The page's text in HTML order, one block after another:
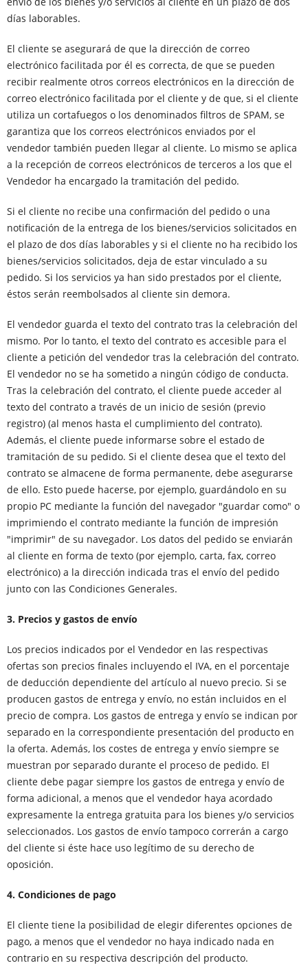
días laborables.
El cliente se asegurará de que la dirección de correo
electrónico facilitada por él es correcta, de que se pueden
recibir realmente otros correos electrónicos en la dirección de
correo electrónico facilitada por el cliente y de que, si el cliente
utiliza un cortafuegos o los denominados filtros de SPAM, se
garantiza que los correos electrónicos enviados por el
vendedor también pueden llegar al cliente. Lo mismo se aplica
a la recepción de correos electrónicos de terceros a los que el
Vendedor ha encargado la tramitación del pedido.
Si el cliente no recibe una confirmación del pedido o una
notificación de la entrega de los bienes/servicios solicitados en
el plazo de dos días laborables y si el cliente no ha recibido los
bienes/servicios solicitados, deja de estar vinculado a su
pedido. Si los servicios ya han sido prestados por el cliente,
éstos serán reembolsados al cliente sin demora.
El vendedor guarda el texto del contrato tras la celebración del
mismo. Por lo tanto, el texto del contrato es accesible para el
cliente a petición del vendedor tras la celebración del contrato.
El vendedor no se ha sometido a ningún código de conducta.
Tras la celebración del contrato, el cliente puede acceder al
texto del contrato a través de un inicio de sesión (previo
registro) (al menos hasta el cumplimiento del contrato).
Además, el cliente puede informarse sobre el estado de
tramitación de su pedido. Si el cliente desea que el texto del
contrato se almacene de forma permanente, debe asegurarse
de ello. Esto puede hacerse, por ejemplo, guardándolo en su
propio PC mediante la función del navegador "guardar como" o
imprimiendo el contrato mediante la función de impresión
"imprimir" de su navegador. Los datos del pedido se enviarán
al cliente en forma de texto (por ejemplo, carta, fax, correo
electrónico) a la dirección indicada tras el envío del pedido
junto con las Condiciones Generales.
3. Precios y gastos de envío
Los precios indicados por el Vendedor en las respectivas
ofertas son precios finales incluyendo el IVA, en el porcentaje
de deducción dependiente del artículo al nuevo precio. Si se
producen gastos de entrega y envío, no están incluidos en el
precio de compra. Los gastos de entrega y envío se indican por
separado en la correspondiente presentación del producto en
la oferta. Además, los costes de entrega y envío siempre se
muestran por separado durante el proceso de pedido. El
cliente debe pagar siempre los gastos de entrega y envío de
forma adicional, a menos que el vendedor haya acordado
expresamente la entrega gratuita para los bienes y/o servicios
seleccionados. Los gastos de envío tampoco correrán a cargo
del cliente si éste hace uso legítimo de su derecho de
oposición.
4. Condiciones de pago
El cliente tiene la posibilidad de elegir diferentes opciones de
pago, a menos que el vendedor no haya indicado nada en
contrario en su respectiva descripción del producto.